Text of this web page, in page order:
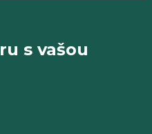
s vašou